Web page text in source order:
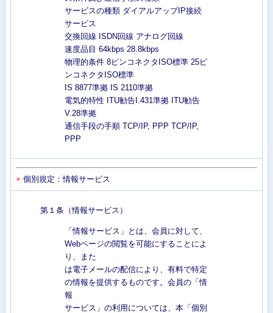
サービスの種類 ダイアルアップIP接続
サービス
交換回線 ISDN回線 アナログ回線
速度品目 64kbps 28.8kbps
物理的条件 8ピンコネクタISO標準 25ピ
ンコネクタISO標準
IS 8877準拠 IS 2110準拠
電気的特性 ITU勧告I.431準拠 ITU勧告
V.28準拠
通信手段の手順 TCP/IP, PPP TCP/IP,
PPP
+ 個別規定：情報サービス
第１条（情報サービス）
「情報サービス」とは、会員に対して、
Webページの閲覧を可能にすることによ
り、また
は電子メールの配信により、有料で特定
の情報を提供するものです。会員の「情
報
サービス」の利用については、本「個別